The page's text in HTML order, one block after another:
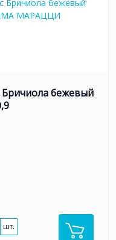
Бричиола бежевый
шт.